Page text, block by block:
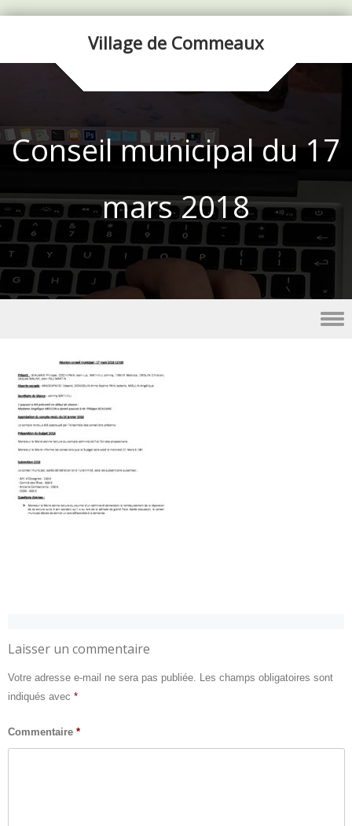
Village de Commeaux
Conseil municipal du 17
mars 2018
Laisser un commentaire
Votre adresse e-mail ne sera pas publiée. Les champs obligatoires sont
indiqués avec *
Commentaire *